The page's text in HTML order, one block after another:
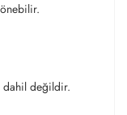
dahil değildir.